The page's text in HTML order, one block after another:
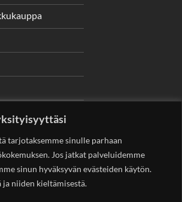
tarjotaksemme sinulle parhaan
Jos jatkat palveluidemme
sinun hyväksyvän evästeiden käytön.
ja niiden kieltämisestä.